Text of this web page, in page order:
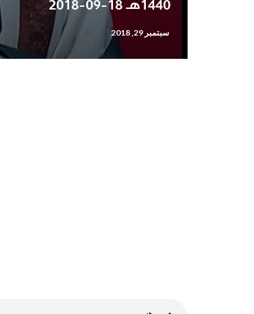
1440هـ 18-09-2018
سبتمبر 29, 2018